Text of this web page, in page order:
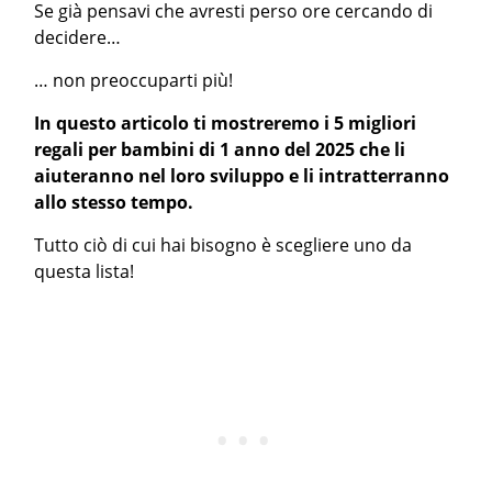
Se già pensavi che avresti perso ore cercando di
decidere…
… non preoccuparti più!
In questo articolo ti mostreremo i 5 migliori
regali per bambini di 1 anno del 2025 che li
aiuteranno nel loro sviluppo e li intratterranno
allo stesso tempo.
Tutto ciò di cui hai bisogno è scegliere uno da
questa lista!